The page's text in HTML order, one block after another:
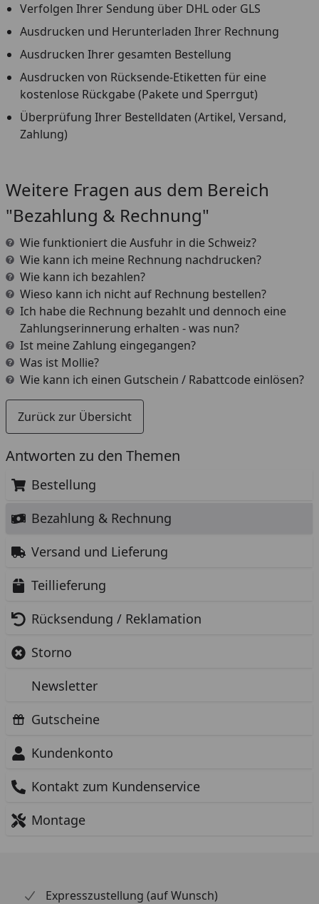
Antworten zu den Themen
Bestellung
Bezahlung & Rechnung
Versand und Lieferung
Teillieferung
Rücksendung / Reklamation
Storno
Newsletter
Gutscheine
Kundenkonto
Kontakt zum Kundenservice
Montage
Verfolgen Ihrer Sendung über DHL oder GLS
Ausdrucken und Herunterladen Ihrer Rechnung
Ausdrucken Ihrer gesamten Bestellung
Ausdrucken von Rücksende-Etiketten für eine
kostenlose Rückgabe (Pakete und Sperrgut)
Überprüfung Ihrer Bestelldaten (Artikel, Versand,
Zahlung)
Weitere Fragen aus dem Bereich
"Bezahlung & Rechnung"
Wie funktioniert die Ausfuhr in die Schweiz?
Wie kann ich meine Rechnung nachdrucken?
Wie kann ich bezahlen?
Wieso kann ich nicht auf Rechnung bestellen?
Ich habe die Rechnung bezahlt und dennoch eine
Zahlungserinnerung erhalten - was nun?
Ist meine Zahlung eingegangen?
Was ist Mollie?
Wie kann ich einen Gutschein / Rabattcode einlösen?
Zurück zur Übersicht
Expresszustellung (auf Wunsch)